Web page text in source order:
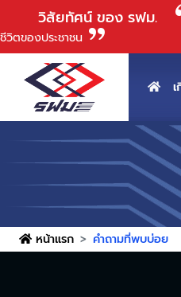
วิสัยทัศน์ ของ รฟม.
ชีวิตของประชาชน
หน้าแรก คำถามที่พบบ่อย